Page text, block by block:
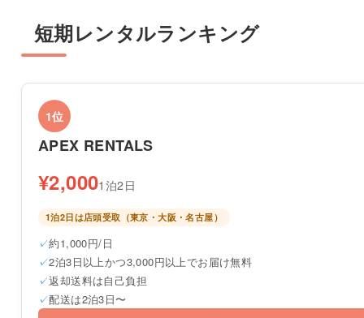
短期レンタルランキング
1位
APEX RENTALS
¥2,0001泊2日
1泊2日は店頭受取（東京・大阪・名古屋）
約1,000円/日
2泊3日以上かつ3,000円以上でお届け無料
返却送料は自己負担
配送は2泊3日〜